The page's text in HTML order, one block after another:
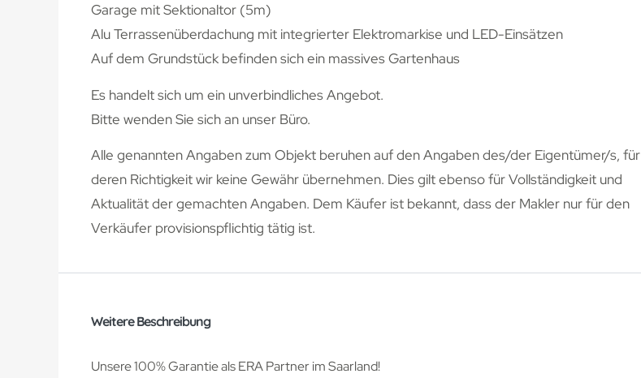
Garage mit Sektionaltor (5m)
Alu Terrassenüberdachung mit integrierter Elektromarkise und LED-Einsätzen
Auf dem Grundstück befinden sich ein massives Gartenhaus
Es handelt sich um ein unverbindliches Angebot.
Bitte wenden Sie sich an unser Büro.
Alle genannten Angaben zum Objekt beruhen auf den Angaben des/der Eigentümer/s, für
deren Richtigkeit wir keine Gewähr übernehmen. Dies gilt ebenso für Vollständigkeit und
Aktualität der gemachten Angaben. Dem Käufer ist bekannt, dass der Makler nur für den
Verkäufer provisionspflichtig tätig ist.
Weitere Beschreibung
Unsere 100% Garantie als ERA Partner im Saarland!